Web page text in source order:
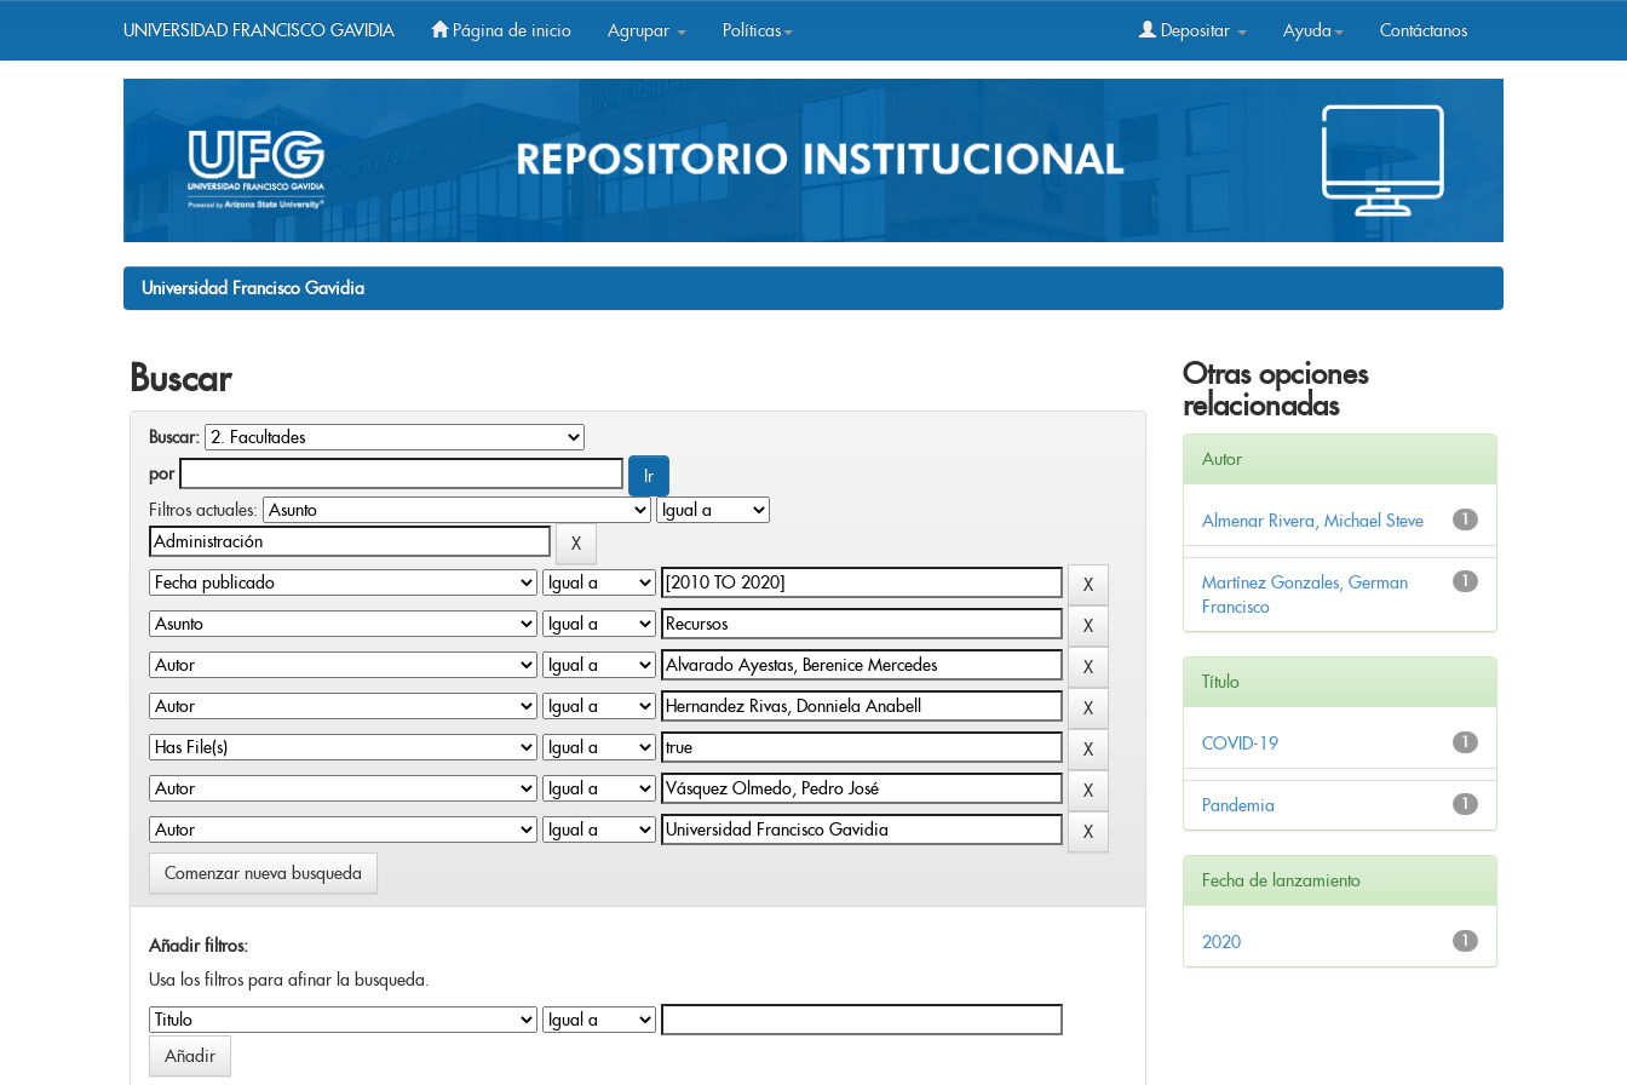
UNIVERSIDAD FRANCISCO GAVIDIA Página de inicio Agrupar Políticas Depositar Ayuda Contáctanos
Universidad Francisco Gavidia
Buscar
Buscar:
por
Filtros actuales:
Comenzar nueva busqueda
Añadir filtros:
Usa los filtros para afinar la busqueda.
Otras opciones
relacionadas
Autor
1
Almenar Rivera, Michael Steve
1
Martínez Gonzales, German
Francisco
Título
1
COVID-19
1
Pandemia
Fecha de lanzamiento
1
2020